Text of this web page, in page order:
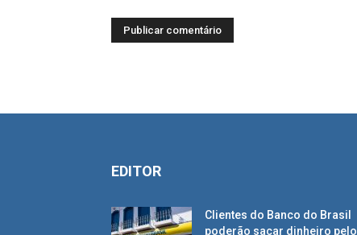
EDITOR
Clientes do Banco do Brasil
poderão sacar dinheiro pelo